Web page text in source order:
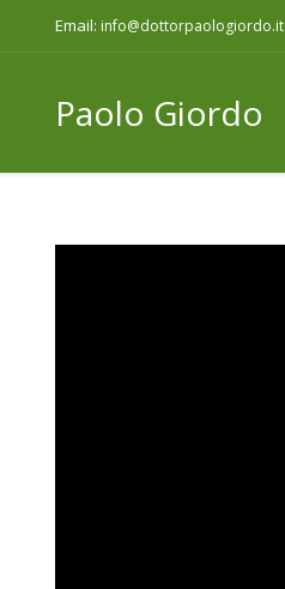
Email: info@dottorpaologiordo.it
Paolo Giordo